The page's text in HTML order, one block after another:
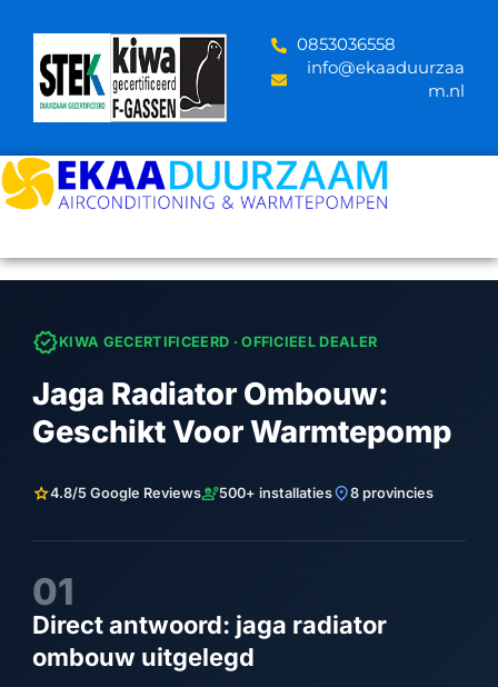
content
‪0853036558
info@ekaaduurzaa
m.nl
verifiedKIWA GECERTIFICEERD · OFFICIEEL DEALER
Jaga Radiator Ombouw:
Geschikt Voor Warmtepomp
star4.8/5 Google Reviewsengineering500+ installatieslocation_on8 provincies
01
Direct antwoord: jaga radiator
ombouw uitgelegd